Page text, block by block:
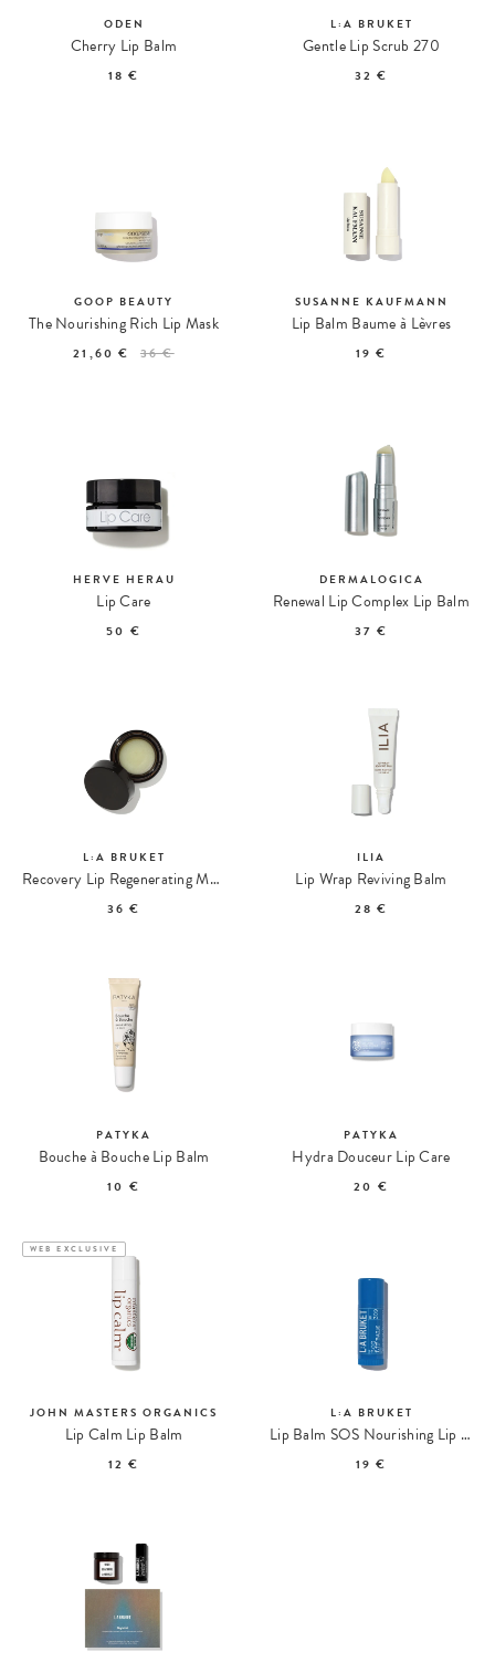
ODEN
Cherry Lip Balm
18 €
L:A BRUKET
Gentle Lip Scrub 270
32 €
GOOP BEAUTY
The Nourishing Rich Lip Mask
21,60 € 36 €
SUSANNE KAUFMANN
Lip Balm Baume à Lèvres
19 €
HERVE HERAU
Lip Care
50 €
DERMALOGICA
Renewal Lip Complex Lip Balm
37 €
L:A BRUKET
Recovery Lip Regenerating Mask 271
36 €
ILIA
Lip Wrap Reviving Balm
28 €
PATYKA
Bouche à Bouche Lip Balm
10 €
PATYKA
Hydra Douceur Lip Care
20 €
WEB EXCLUSIVE
JOHN MASTERS ORGANICS
Lip Calm Lip Balm
12 €
L:A BRUKET
Lip Balm SOS Nourishing Lip Balm 309
19 €